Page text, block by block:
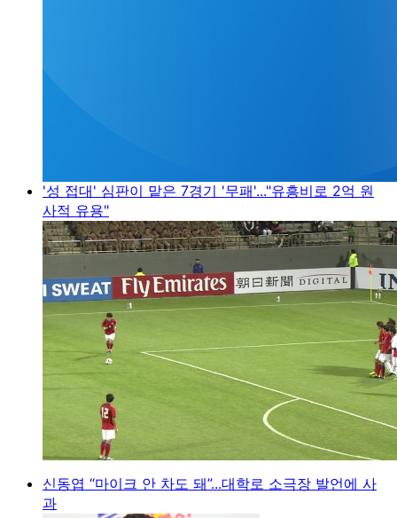
'성 접대' 심판이 맡은 7경기 '무패'..."유흥비로 2억 원
사적 유용"
신동엽 “마이크 안 차도 돼”...대학로 소극장 발언에 사
과